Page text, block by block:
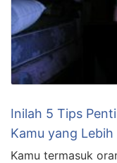
Inilah 5 Tips
Kamu yang
Kamu termasuk